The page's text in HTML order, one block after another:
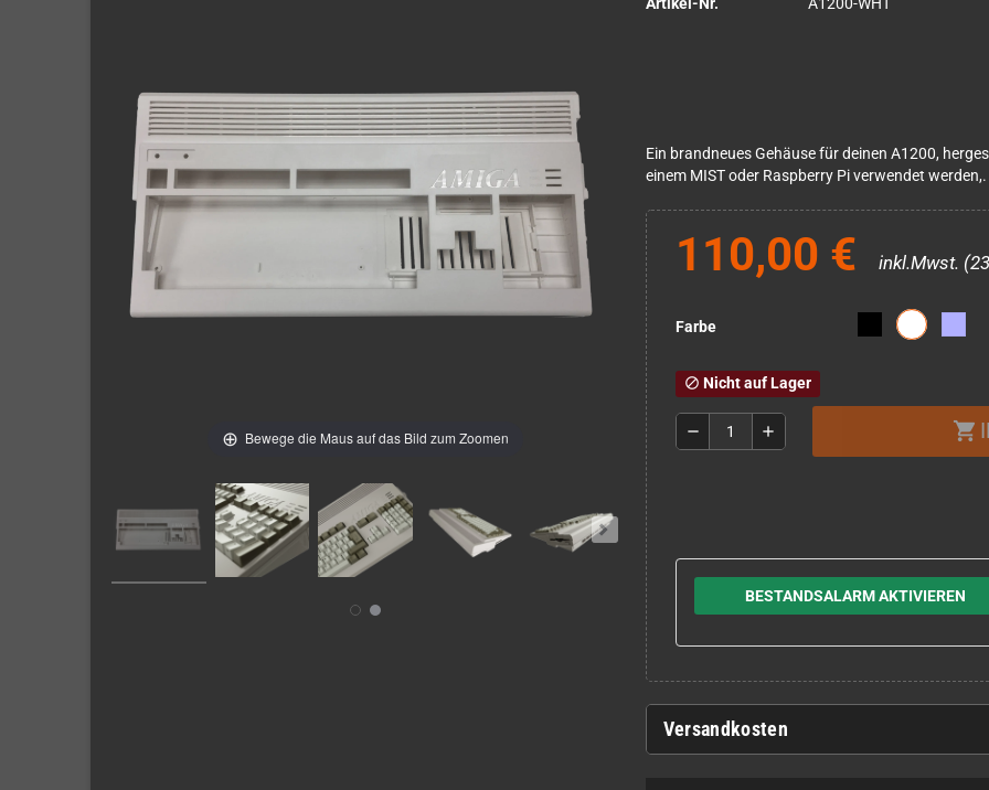
Bewege die Maus auf das Bild zum Zoomen
Artikel-Nr. A1200-WHT
Ein brandneues Gehäuse für deinen A1200,
einem MIST oder Raspberry Pi verwendet werden,.
110,00 € inkl.Mwst.
Farbe
block Nicht auf Lager
remove add shopping_cart
BESTANDSALARM AKTIVIEREN
Versandkosten